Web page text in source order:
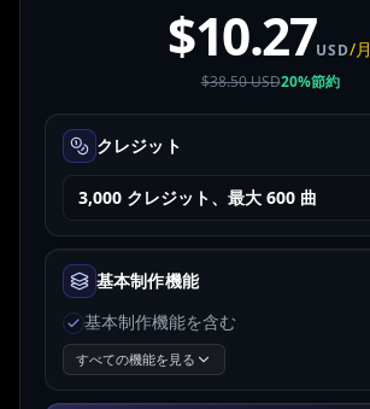
$10.27USD/月
$38.50 USD20%節約
クレジット
3,000 クレジット、最大 600 曲
基本制作機能
基本制作機能を含む
すべての機能を見る